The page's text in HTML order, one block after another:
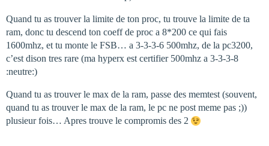
Quand tu as trouver la limite de ton proc, tu trouve la limite de ta
ram, donc tu descend ton coeff de proc a 8*200 ce qui fais
1600mhz, et tu monte le FSB… a 3-3-3-6 500mhz, de la pc3200,
c’est dison tres rare (ma hyperx est certifier 500mhz a 3-3-3-8
:neutre:)
Quand tu as trouver le max de la ram, passe des memtest (souvent,
quand tu as trouver le max de la ram, le pc ne post meme pas ;))
plusieur fois… Apres trouve le compromis des 2